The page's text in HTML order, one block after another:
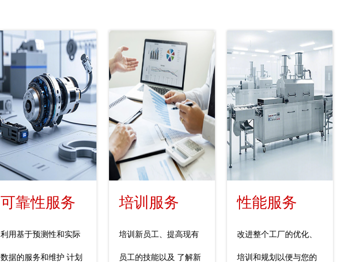
可靠性服务
利用基于预测性和实际
数据的服务和维护 计划
培训服务
培训新员工、提高现有
员工的技能以及 了解新
性能服务
改进整个工厂的优化、
培训和规划以便与您的